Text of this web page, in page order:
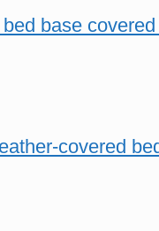
base
covered